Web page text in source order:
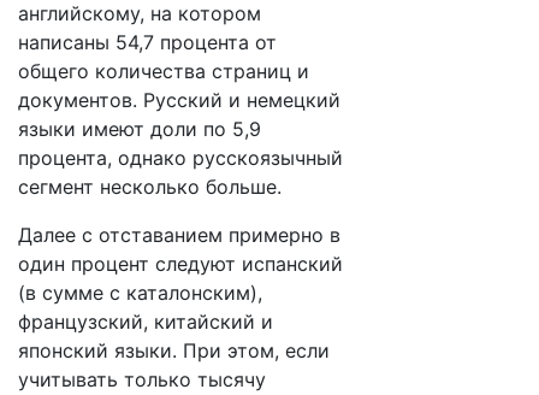
английскому, на котором
написаны 54,7 процента от
общего количества страниц и
документов. Русский и немецкий
языки имеют доли по 5,9
процента, однако русскоязычный
сегмент несколько больше.
Далее с отставанием примерно в
один процент следуют испанский
(в сумме с каталонским),
французский, китайский и
японский языки. При этом, если
учитывать только тысячу